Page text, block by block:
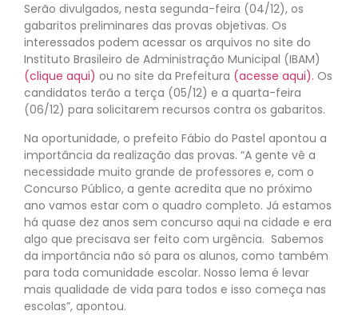
Serão divulgados, nesta segunda-feira (04/12), os
gabaritos preliminares das provas objetivas. Os
interessados podem acessar os arquivos no site do
Instituto Brasileiro de Administração Municipal (IBAM)
(clique aqui) ou no site da Prefeitura (acesse aqui). Os
candidatos terão a terça (05/12) e a quarta-feira
(06/12) para solicitarem recursos contra os gabaritos.
Na oportunidade, o prefeito Fábio do Pastel apontou a
importância da realização das provas. “A gente vê a
necessidade muito grande de professores e, com o
Concurso Público, a gente acredita que no próximo
ano vamos estar com o quadro completo. Já estamos
há quase dez anos sem concurso aqui na cidade e era
algo que precisava ser feito com urgência. Sabemos
da importância não só para os alunos, como também
para toda comunidade escolar. Nosso lema é levar
mais qualidade de vida para todos e isso começa nas
escolas”, apontou.